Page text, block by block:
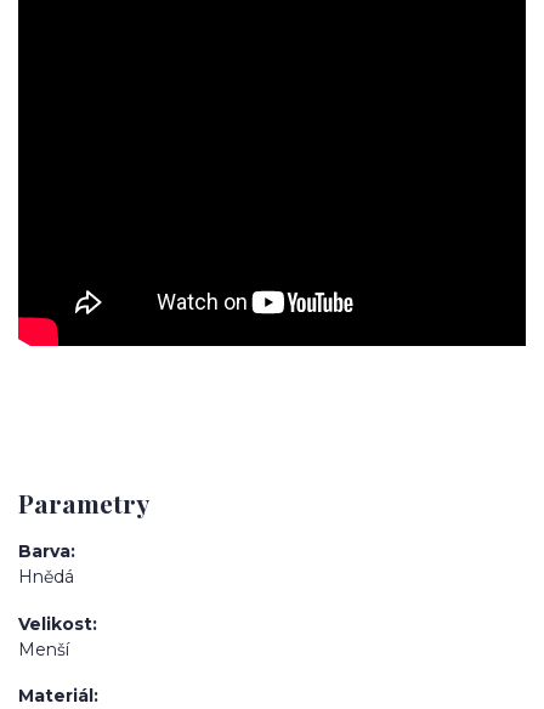
Parametry
Barva
Hnědá
Velikost
Menší
Materiál